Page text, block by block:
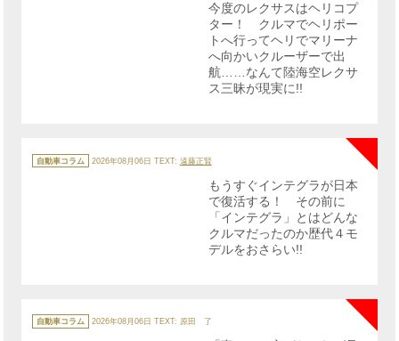
今度のレクサスはヘリコプ
ター！ クルマでヘリポー
トへ行ってヘリでマリーナ
へ向かいクルーザーで出
航……なんて陸海空レクサ
ス三昧が現実に!!
テ
ゴ
自動車コラム 2026年08月06日 TEXT: 遠藤正賢
もうすぐインテグラが日本
で復活する！ その前に
「インテグラ」とはどんな
クルマだったのか歴代４モ
デルをおさらい!!
テ
ゴ
自動車コラム 2026年08月06日 TEXT: 原田 了